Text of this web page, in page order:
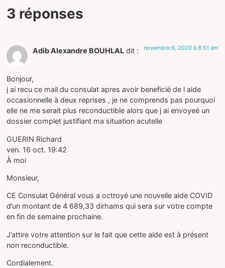
3 réponses
Adib Alexandre BOUHLAL dit : novembre 6, 2020 à 8:51 am
Bonjour,
j ai recu ce mail du consulat apres avoir beneficié de l aide
occasionnelle à deux reprises , je ne comprends pas pourquoi
elle ne me serait plus reconductible alors que j ai envoyeé un
dossier complet justifiant ma situation acutelle
GUERIN Richard
ven. 16 oct. 19:42
À moi
Monsieur,
CE Consulat Général vous a octroyé une nouvelle aide COVID
d’un montant de 4 689,33 dirhams qui sera sur votre compte
en fin de semaine prochaine.
J’attire votre attention sur le fait que cette aide est à présent
non reconductible.
Cordialement.